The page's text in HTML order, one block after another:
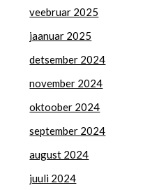
veebruar 2025
jaanuar 2025
detsember 2024
november 2024
oktoober 2024
september 2024
august 2024
juuli 2024